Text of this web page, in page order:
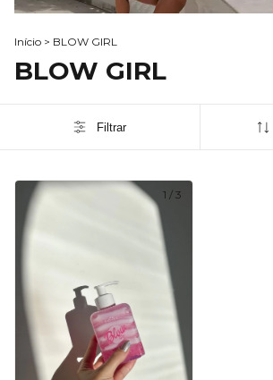
Início > BLOW GIRL
BLOW GIRL
Filtrar
1 / 3